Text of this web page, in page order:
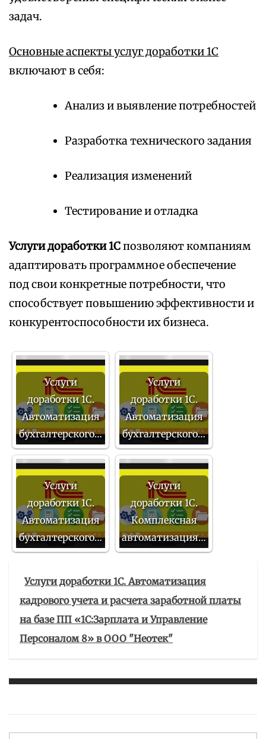
задач.
Основные аспекты услуг доработки 1С
включают в себя:
Анализ и выявление потребностей
Разработка технического задания
Реализация изменений
Тестирование и отладка
Услуги доработки 1Спозволяют компаниям
адаптировать программное обеспечение
под свои конкретные потребности, что
способствует повышению эффективности и
конкурентоспособности их бизнеса.
Услуги
доработки 1С.
Автоматизация
бухгалтерского…
Услуги
доработки 1С.
Автоматизация
бухгалтерского…
Услуги
доработки 1С.
Автоматизация
бухгалтерского…
Услуги
доработки 1С.
Комплексная
автоматизация…
Услуги доработки 1С. Автоматизация
кадрового учета и расчета заработной платы
на базе ПП «1С:Зарплата и Управление
Персоналом 8» в ООО "Неотек"